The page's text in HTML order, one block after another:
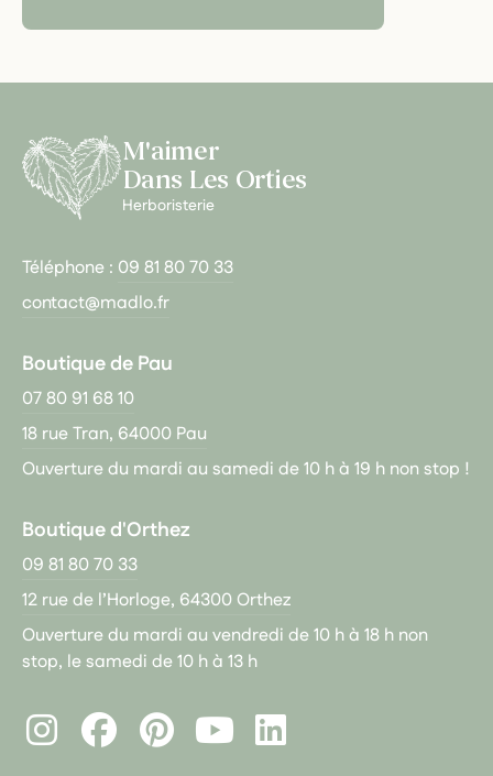
M'aimer
Dans Les Orties
Herboristerie
Téléphone : 09 81 80 70 33
contact@madlo.fr
Boutique de Pau
07 80 91 68 10
18 rue Tran, 64000 Pau
Ouverture du mardi au samedi de 10 h à 19 h non stop !
Boutique d'Orthez
09 81 80 70 33
12 rue de l’Horloge, 64300 Orthez
Ouverture du mardi au vendredi de 10 h à 18 h non
stop, le samedi de 10 h à 13 h
InstagramFacebookPinterest
LinkedIn